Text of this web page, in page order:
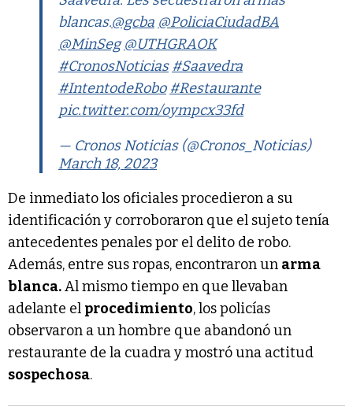
blancas.@gcba @PoliciaCiudadBA
@MinSeg @UTHGRAOK
#CronosNoticias #Saavedra
#IntentodeRobo #Restaurante
pic.twitter.com/oympcx33fd
— Cronos Noticias (@Cronos_Noticias)
March 18, 2023
De inmediato los oficiales procedieron a su
identificación y corroboraron que el sujeto tenía
antecedentes penales por el delito de robo.
Además, entre sus ropas, encontraron un arma
blanca.Al mismo tiempo en que llevaban
adelante el procedimiento, los policías
observaron a un hombre que abandonó un
restaurante de la cuadra y mostró una actitud
sospechosa.